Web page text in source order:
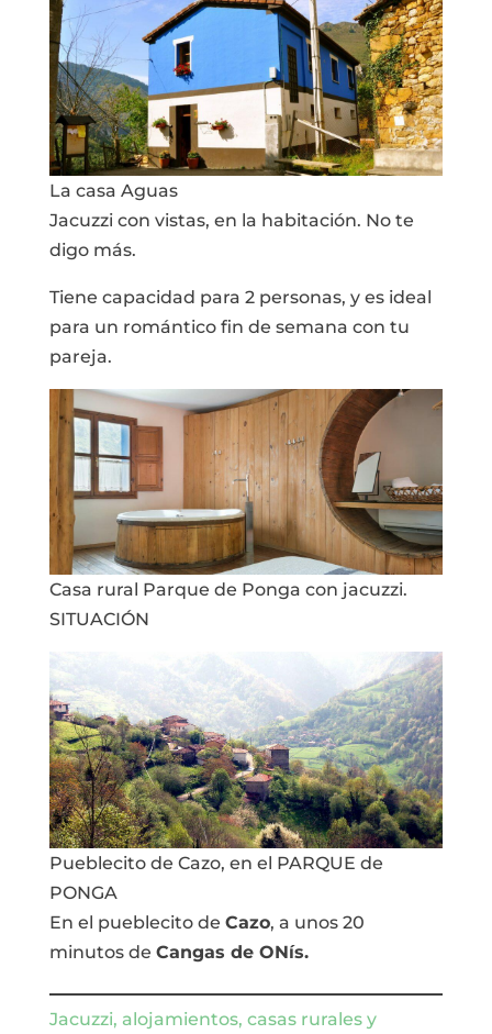
La casa Aguas
Jacuzzi con vistas, en la habitación. No te
digo más.
Tiene capacidad para 2 personas, y es ideal
para un romántico fin de semana con tu
pareja.
Casa rural Parque de Ponga con jacuzzi.
SITUACIÓN
Pueblecito de Cazo, en el PARQUE de
PONGA
En el pueblecito de Cazo, a unos 20
minutos de Cangas de ONís.
Jacuzzi, alojamientos, casas rurales y